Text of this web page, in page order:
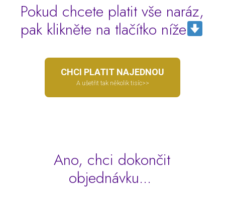
Pokud chcete platit vše naráz,
pak klikněte na tlačítko níže
CHCI PLATIT NAJEDNOU
A ušetřit tak několik tisíc>>
Ano, chci dokončit
objednávku...